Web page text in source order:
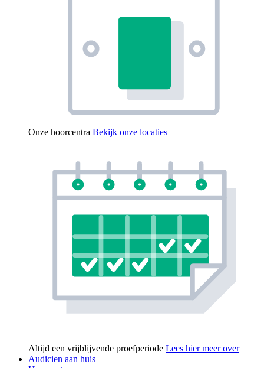
Onze hoorcentra Bekijk onze locaties
Altijd een vrijblijvende proefperiode Lees hier meer over
Audicien aan huis